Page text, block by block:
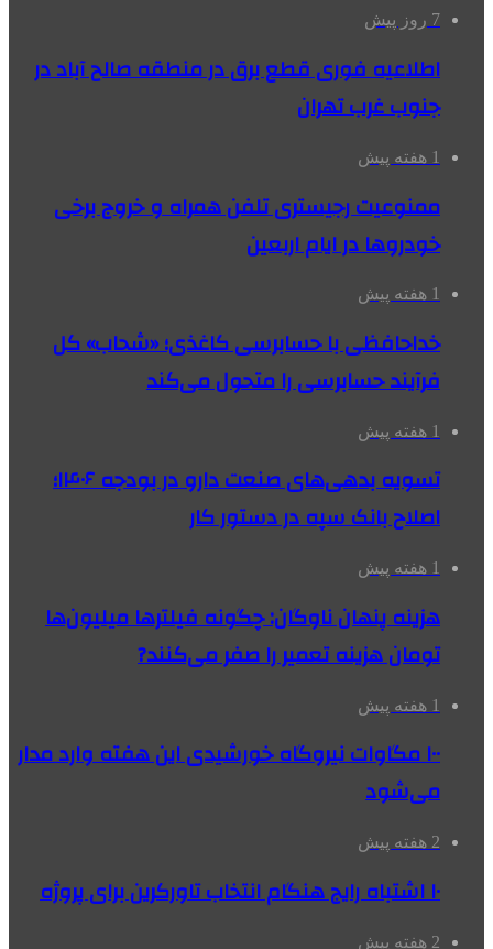
7 روز پیش
اطلاعیه فوری قطع برق در منطقه صالح آباد در
جنوب غرب تهران
1 هفته پیش
ممنوعیت رجیستری تلفن همراه و خروج برخی
خودروها در ایام اربعین
1 هفته پیش
خداحافظی با حسابرسی کاغذی؛ «شحاب» کل
فرآیند حسابرسی را متحول می‌کند
1 هفته پیش
تسویه بدهی‌های صنعت دارو در بودجه ۱۴۰۶؛
اصلاح بانک سپه در دستور کار
1 هفته پیش
هزینه پنهان ناوگان: چگونه فیلترها میلیون‌ها
تومان هزینه تعمیر را صفر می‌کنند?
1 هفته پیش
۱۰۰ مگاوات نیروگاه‌ خورشیدی این هفته وارد مدار
می‌شود
2 هفته پیش
۱۰ اشتباه رایج هنگام انتخاب تاورکرین برای پروژه
2 هفته پیش